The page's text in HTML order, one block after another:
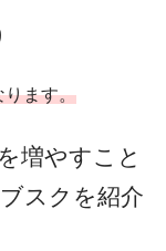
ります。
増やすこと
スクを紹介